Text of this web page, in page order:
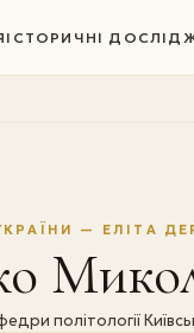
ІСТОРИЧНІ
— ЕЛІТА
політології